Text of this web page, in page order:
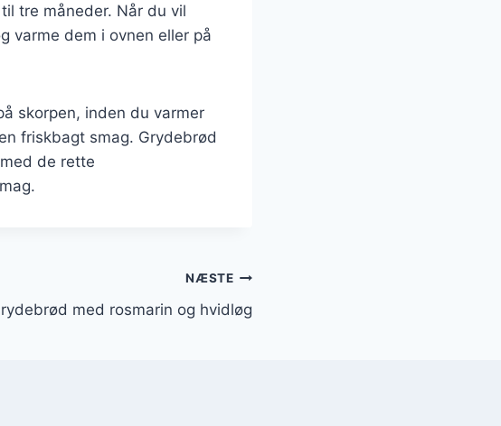
tre måneder. Når du vil
varme dem i ovnen eller på
skorpen, inden du varmer
friskbagt smag. Grydebrød
de rette
NÆSTE
med rosmarin og hvidløg